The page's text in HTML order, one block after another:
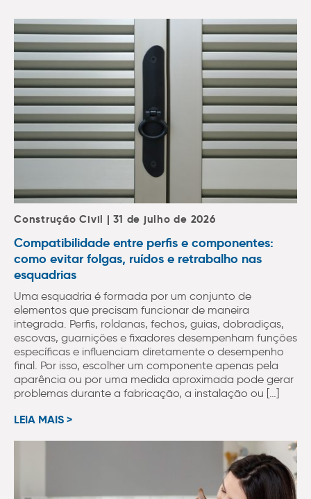
Construção Civil | 31 de julho de 2026
Compatibilidade entre perfis e componentes:
como evitar folgas, ruídos e retrabalho nas
esquadrias
Uma esquadria é formada por um conjunto de
elementos que precisam funcionar de maneira
integrada. Perfis, roldanas, fechos, guias, dobradiças,
escovas, guarnições e fixadores desempenham funções
específicas e influenciam diretamente o desempenho
final. Por isso, escolher um componente apenas pela
aparência ou por uma medida aproximada pode gerar
problemas durante a fabricação, a instalação ou […]
LEIA MAIS >